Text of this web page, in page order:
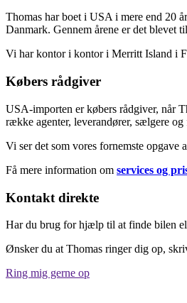
Thomas har boet i USA i mere end 20
Danmark. Gennem årene er det blevet
Vi har kontor i kontor i Merritt Island i
Købers rådgiver
USA-importen er købers rådgiver, når
række agenter, leverandører, sælgere
Vi ser det som vores fornemste
Få mere information om services og
Kontakt direkte
Har du brug for hjælp til at finde bilen
Ønsker du at Thomas ringer dig op,
Ring mig gerne op